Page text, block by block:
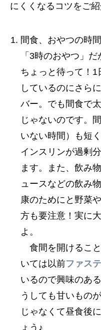
にくくなるコツをご紹
間食、おやつの時
「3時のおやつ」
ちょっと待って！1
しているのにさら
バー。でも間食で
じゃないのです。
いない時間）も短
インスリンが過剰
ます。また、飲み
ュースなどの飲み
康のためにと野菜
方も要注意！実に
よ。
食間を開けるこ
いては以前ファス
いるので興味のあ
うしても甘いもの
じゃなくて昼食後
ょう♪